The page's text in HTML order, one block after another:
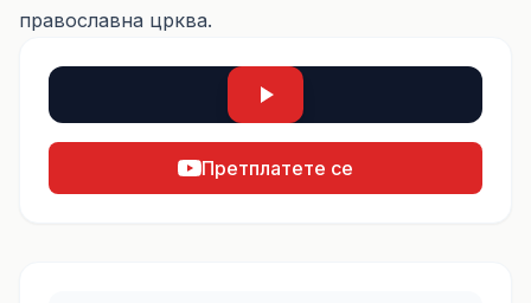
православна црква.
Претплатете се